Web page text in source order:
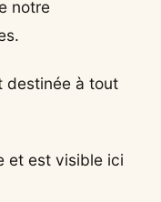
notre
destinée à tout
et est visible ici